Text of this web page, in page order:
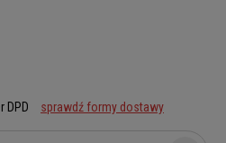
DPD sprawdź formy dostawy